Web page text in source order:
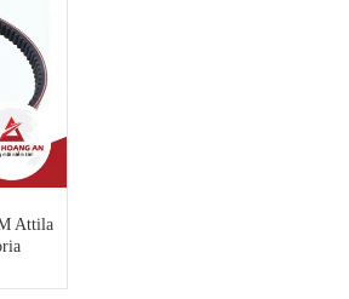
Attila
Lost password?